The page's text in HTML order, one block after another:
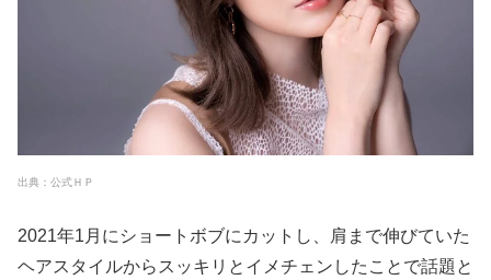
出典：公式ＨＰ
2021年1月にショートボブにカットし、肩まで伸びていた
ヘアスタイルからスッキリとイメチェンしたことで話題と